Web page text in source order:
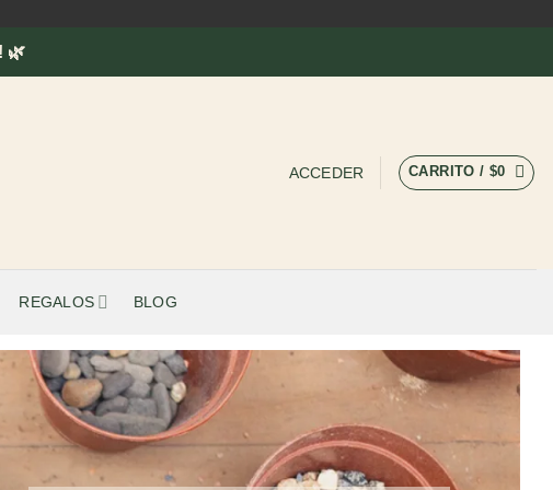
🌿
ACCEDER CARRITO / $0
REGALOS BLOG